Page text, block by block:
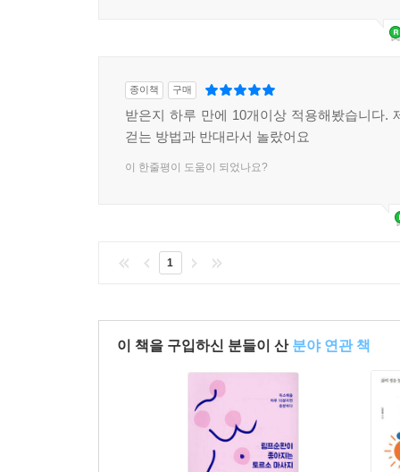
종이책 구매
받은지 하루 만에 10개이상 적용해봤습니다.
걷는 방법과 반대라서 놀랐어요
이 한줄평이 도움이 되었나요?
1
이 책을 구입하신 분들이 산 분야 연관 책